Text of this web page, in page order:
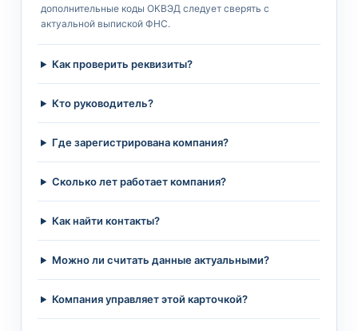
дополнительные коды ОКВЭД следует сверять с
актуальной выпиской ФНС.
Как проверить реквизиты?
Кто руководитель?
Где зарегистрирована компания?
Сколько лет работает компания?
Как найти контакты?
Можно ли считать данные актуальными?
Компания управляет этой карточкой?